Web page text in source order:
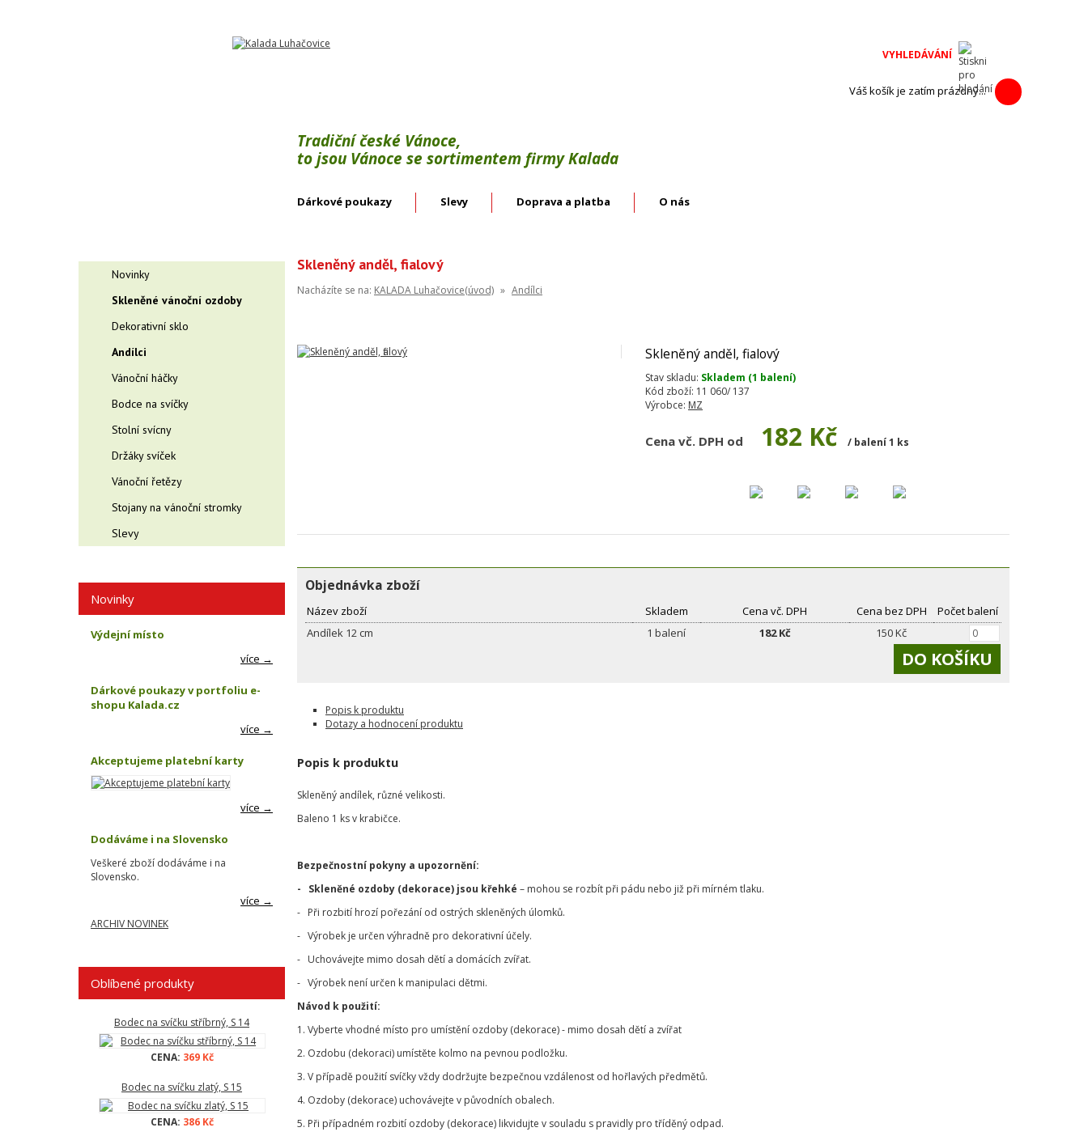
Tradiční české Vánoce,
to jsou Vánoce se sortimentem firmy Kalada
Váš košík je zatím prázdný...
Dárkové poukazy Slevy Doprava a platba O nás
Novinky
Skleněné vánoční ozdoby
Dekorativní sklo
Andílci
Vánoční háčky
Bodce na svíčky
Stolní svícny
Držáky svíček
Vánoční řetězy
Stojany na vánoční stromky
Slevy
Novinky
Výdejní místo
více →
Dárkové poukazy v portfoliu e-
shopu Kalada.cz
více →
Akceptujeme platební karty
více →
Dodáváme i na Slovensko
Veškeré zboží dodáváme i na
Slovensko.
více →
ARCHIV NOVINEK
Oblíbené produkty
Bodec na svíčku stříbrný, S 14
CENA: 369 Kč
Bodec na svíčku zlatý, S 15
CENA: 386 Kč
Skleněný anděl, fialový
Nacházíte se na: KALADA Luhačovice(úvod) » Andílci
Skleněný anděl, fialový
Stav skladu: Skladem (1 balení)
Kód zboží: 11 060/ 137
Výrobce: MZ
Cena vč. DPH od 182 Kč / balení 1 ks
Objednávka zboží
Název zboží Skladem Cena vč. DPH Cena bez DPH
Počet balení
Andílek 12 cm
1 balení 182Kč 150 Kč
Popis k produktu
Dotazy a hodnocení produktu
Popis k produktu
Skleněný andílek, různé velikosti.
Baleno 1 ks v krabičce.
Bezpečnostní pokyny a upozornění:
- Skleněné ozdoby (dekorace) jsou křehké – mohou se rozbít při pádu nebo již při mírném tlaku.
- Při rozbití hrozí pořezání od ostrých skleněných úlomků.
- Výrobek je určen výhradně pro dekorativní účely.
- Uchovávejte mimo dosah dětí a domácích zvířat.
- Výrobek není určen k manipulaci dětmi.
Návod k použití:
1. Vyberte vhodné místo pro umístění ozdoby (dekorace) - mimo dosah dětí a zvířat
2. Ozdobu (dekoraci) umístěte kolmo na pevnou podložku.
3. V případě použití svíčky vždy dodržujte bezpečnou vzdálenost od hořlavých předmětů.
4. Ozdoby (dekorace) uchovávejte v původních obalech.
5. Při případném rozbití ozdoby (dekorace) likvidujte v souladu s pravidly pro tříděný odpad.